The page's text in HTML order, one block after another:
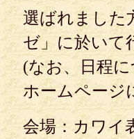
選ばれました
ゼ」に於いて
(なお、日程
ホームページ
会場：カワイ